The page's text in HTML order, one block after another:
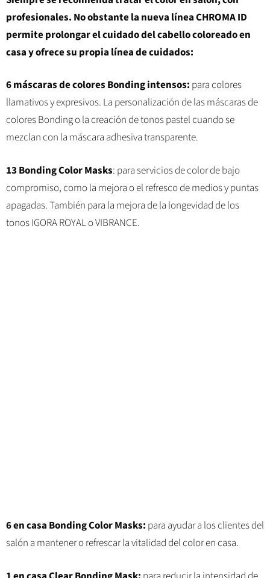
profesionales. No obstante la nueva línea CHROMA ID
permite prolongar el cuidado del cabello coloreado en
casa y ofrece su propia línea de cuidados:
6 máscaras de colores Bonding intensos: para colores
llamativos y expresivos. La personalización de las máscaras de
colores Bonding o la creación de tonos pastel cuando se
mezclan con la máscara adhesiva transparente.
13 Bonding Color Masks: para servicios de color de bajo
compromiso, como la mejora o el refresco de medios y puntas
apagadas. También para la mejora de la longevidad de los
tonos IGORA ROYAL o VIBRANCE.
6 en casa Bonding Color Masks: para ayudar a los clientes del
salón a mantener o refrescar la vitalidad del color en casa.